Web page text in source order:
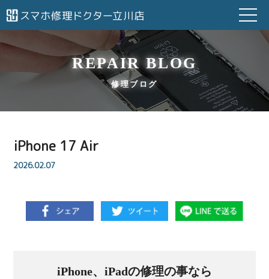
REPAIR BLOG
修理ブログ
iPhone 17 Air
2026.02.07
iPhone、iPadの修理の事なら